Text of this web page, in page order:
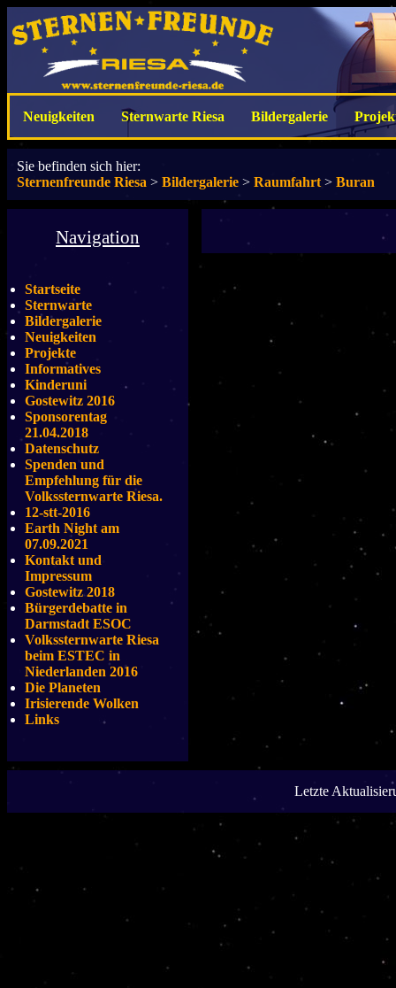
Neuigkeiten Sternwarte Riesa Bildergalerie
Sie befinden sich hier:
Sternenfreunde Riesa > Bildergalerie > Raumfahrt > Buran
Navigation
Startseite
Sternwarte
Bildergalerie
Neuigkeiten
Projekte
Informatives
Kinderuni
Gostewitz 2016
Sponsorentag
21.04.2018
Datenschutz
Spenden und
Empfehlung für die
Volkssternwarte Riesa.
12-stt-2016
Earth Night am
07.09.2021
Kontakt und
Impressum
Gostewitz 2018
Bürgerdebatte in
Darmstadt ESOC
Volkssternwarte Riesa
beim ESTEC in
Niederlanden 2016
Die Planeten
Irisierende Wolken
Links
Letzte